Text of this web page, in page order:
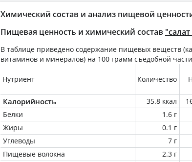
Химический состав и анализ пищевой
Пищевая ценность и химический состав
В таблице приведено содержание пищевых веществ
витаминов и минералов) на 100 грамм съедобной
Нутриент Количество
Калорийность 35.8 ккал
Белки
1.6 г
Жиры
0.1 г
Углеводы
7 г
Пищевые волокна
2.3 г